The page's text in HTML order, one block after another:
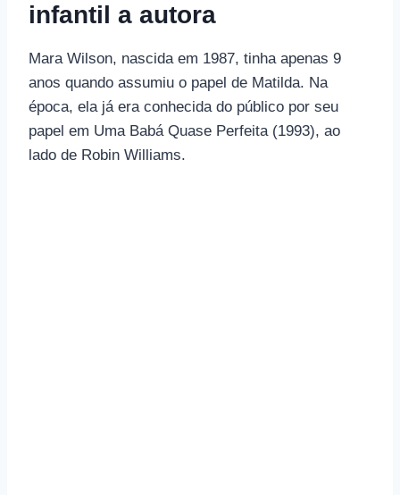
infantil a autora
Mara Wilson, nascida em 1987, tinha apenas 9
anos quando assumiu o papel de Matilda. Na
época, ela já era conhecida do público por seu
papel em Uma Babá Quase Perfeita (1993), ao
lado de Robin Williams.